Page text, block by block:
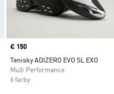
Price
€ 150
Tenisky ADIZERO EVO SL EXO
Muži Performance
6 farby